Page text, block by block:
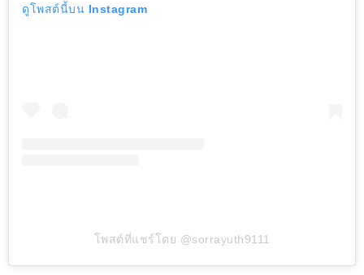
ดูโพสต์นี้บน Instagram
โพสต์ที่แชร์โดย @sorrayuth9111